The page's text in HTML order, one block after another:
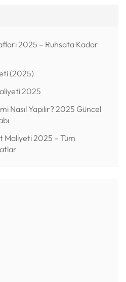
2025 – Ruhsata Kadar
(2025)
2025
Nasıl Yapılır? 2025 Güncel
Maliyeti 2025 – Tüm